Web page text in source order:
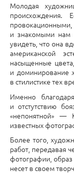
Молодая
происхождения.
и знакомыми нам
увидеть, что она
американской
насыщенные цвета,
и доминирование
в стилистике тех
Именно
и отстутствию
«непонятной» —
известных
Более того,
работ, передавая
фотографии,
несет в своем